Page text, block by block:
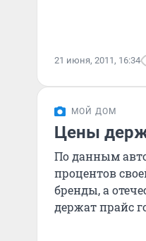
21 июня, 2011, 16:34
МОЙ ДОМ
Цены
По данным
процентов
бренды, а
держат прайс